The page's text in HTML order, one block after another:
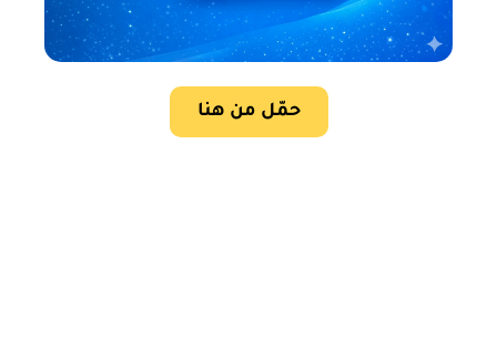
حمّل من هنا